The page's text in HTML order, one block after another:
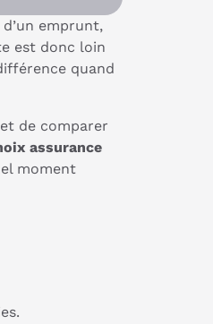
emprunt,
est donc loin
quand
de comparer
assurance
moment